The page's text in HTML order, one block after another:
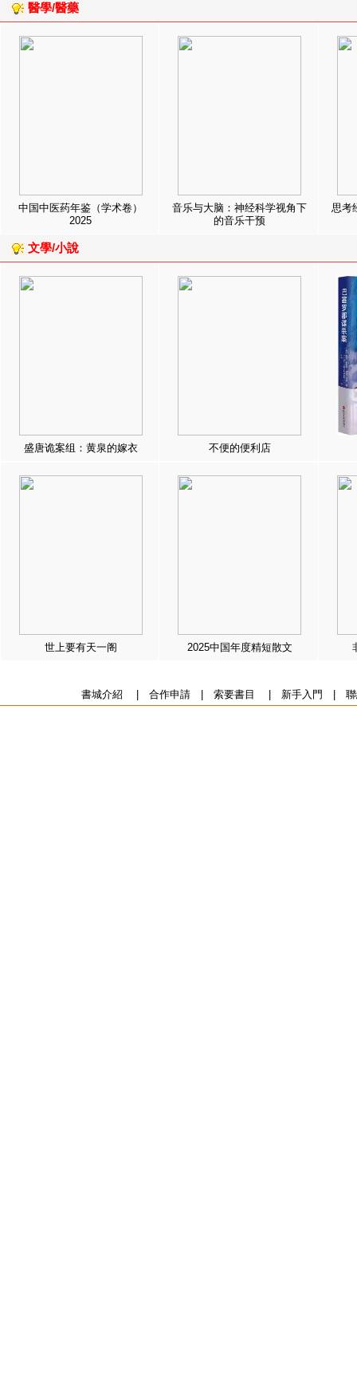
醫學/醫藥
中国中医药年鉴（学术卷）
2025
音乐与大脑：神经科学视角下
的音乐干预
思考
文學/小說
盛唐诡案组：黄泉的嫁衣 不便的便利店
世上要有天一阁 2025中国年度精短散文
書城介紹 合作申請| 索要書目 新手入門